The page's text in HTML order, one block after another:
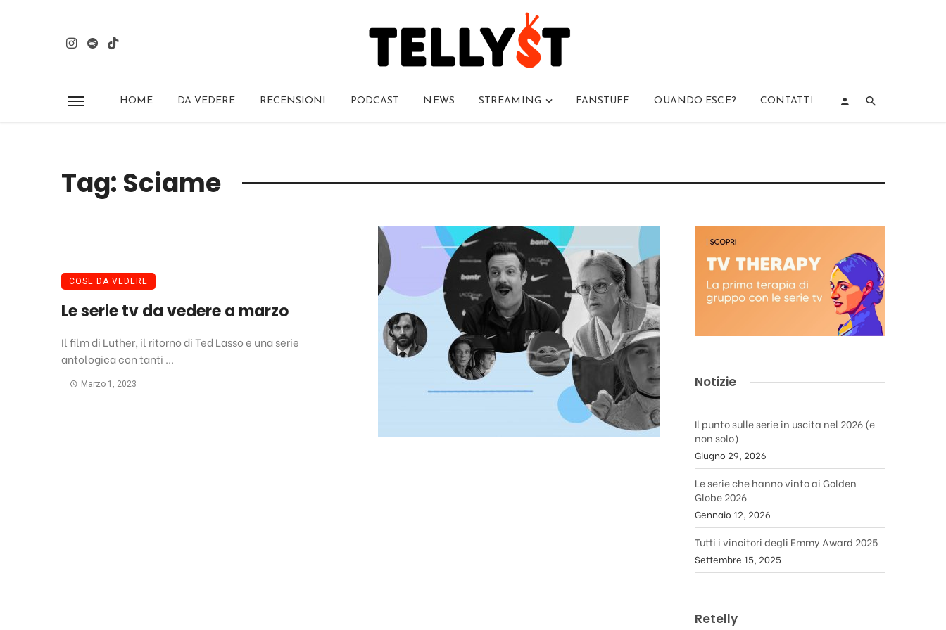
HOME DA VEDERE RECENSIONI PODCAST NEWS STREAMING FANSTUFF QUANDO ESCE? CONTATTI
Tag: Sciame
COSE DA VEDERE
Le serie tv da vedere a marzo
Il film di Luther, il ritorno di Ted Lasso e una serie
antologica con tanti ...
Marzo 1, 2023 Notizie
Il punto sulle serie in uscita nel 2026 (e
non solo)
Giugno 29, 2026
Le serie che hanno vinto ai Golden
Globe 2026
Gennaio 12, 2026
Tutti i vincitori degli Emmy Award 2025
Settembre 15, 2025
Retelly